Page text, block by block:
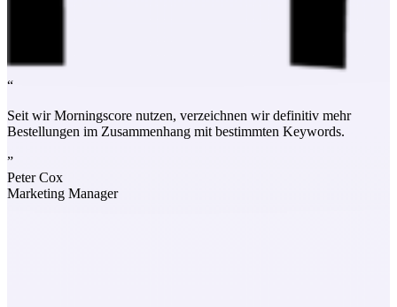
“
Seit wir Morningscore nutzen, verzeichnen wir definitiv mehr
Bestellungen im Zusammenhang mit bestimmten Keywords.
”
Peter Cox
Marketing Manager